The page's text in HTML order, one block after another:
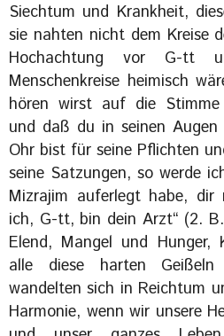
Siechtum und Krankheit,
sie nahten nicht dem Kreise
Hochachtung vor G-tt
Menschenkreise heimisch
hören wirst auf die
und daß du in seinen
Ohr bist für seine Pflichten
seine Satzungen, so werde
Mizrajim auferlegt habe, dir
ich, G-tt, bin dein Arzt“ (2.
Elend, Mangel und Hunger,
alle diese harten
wandelten sich in Reichtum
Harmonie, wenn wir unsere